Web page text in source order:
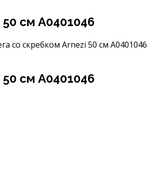
см A0401046
со скребком Arnezi 50 см A0401046
см A0401046